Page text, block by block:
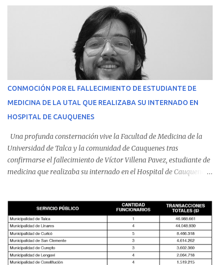
CONMOCIÓN POR EL FALLECIMIENTO DE ESTUDIANTE DE
MEDICINA DE LA UTAL QUE REALIZABA SU INTERNADO EN
HOSPITAL DE CAUQUENES
Una profunda consternación vive la Facultad de Medicina de la
Universidad de Talca y la comunidad de Cauquenes tras
confirmarse el fallecimiento de Víctor Villena Pavez, estudiante de
medicina que realizaba su internado en el Hospital de Cauquenes.
malestares físicos. Dada la complejidad de su estado de salud, el
equipo médico determinó su traslado de urgencia al Hospital
Regional de Talca y dado la urgencia la ambulancia partió hacia
Talca con escolta de Carabineros. En medio del traslado, el
estudiante de medicina de 25 años, se agravó y pese a los esfuerzos